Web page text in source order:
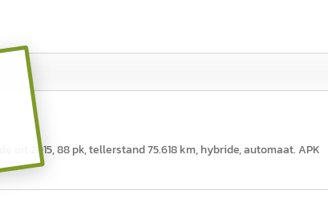
uit 2015, 88 pk, tellerstand 75.618 km, hybride, automaat. APK